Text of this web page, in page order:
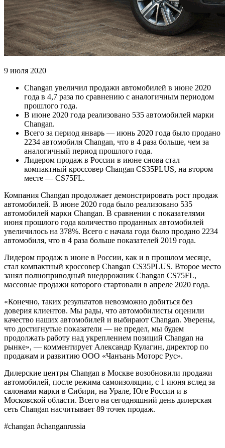
9 июля 2020
Changan увеличил продажи автомобилей в июне 2020
года в 4,7 раза по сравнению с аналогичным периодом
прошлого года.
В июне 2020 года реализовано 535 автомобилей марки
Changan.
Всего за период январь — июнь 2020 года было продано
2234 автомобиля Changan, что в 4 раза больше, чем за
аналогичный период прошлого года.
Лидером продаж в России в июне снова стал
компактный кроссовер Changan CS35PLUS, на втором
месте — CS75FL.
Компания Changan продолжает демонстрировать рост продаж
автомобилей. В июне 2020 года было реализовано 535
автомобилей марки Changan. В сравнении с показателями
июня прошлого года количество проданных автомобилей
увеличилось на 378%. Всего с начала года было продано 2234
автомобиля, что в 4 раза больше показателей 2019 года.
Лидером продаж в июне в России, как и в прошлом месяце,
стал компактный кроссовер Changan CS35PLUS. Второе место
занял полноприводный внедорожник Changan CS75FL,
массовые продажи которого стартовали в апреле 2020 года.
«Конечно, таких результатов невозможно добиться без
доверия клиентов. Мы рады, что автомобилисты оценили
качество наших автомобилей и выбирают Changan. Уверены,
что достигнутые показатели — не предел, мы будем
продолжать работу над укреплением позиций Changan на
рынке», — комментирует Александр Кулагин, директор по
продажам и развитию ООО «Чанъань Моторс Рус».
Дилерские центры Changan в Москве возобновили продажи
автомобилей, после режима самоизоляции, с 1 июня вслед за
салонами марки в Сибири, на Урале, Юге России и в
Московской области. Всего на сегодняшний день дилерская
сеть Changan насчитывает 89 точек продаж.
#changan #changanrussia